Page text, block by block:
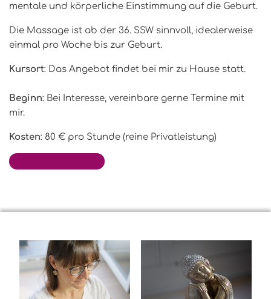
mentale und körperliche Einstimmung auf die Geburt.
Die Massage ist ab der 36. SSW sinnvoll, idealerweise
einmal pro Woche bis zur Geburt.
Kursort: Das Angebot findet bei mir zu Hause statt.
Beginn: Bei Interesse, vereinbare gerne Termine mit
mir.
Kosten: 80 € pro Stunde (reine Privatleistung)